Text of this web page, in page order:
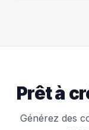
Prêt à
Générez des